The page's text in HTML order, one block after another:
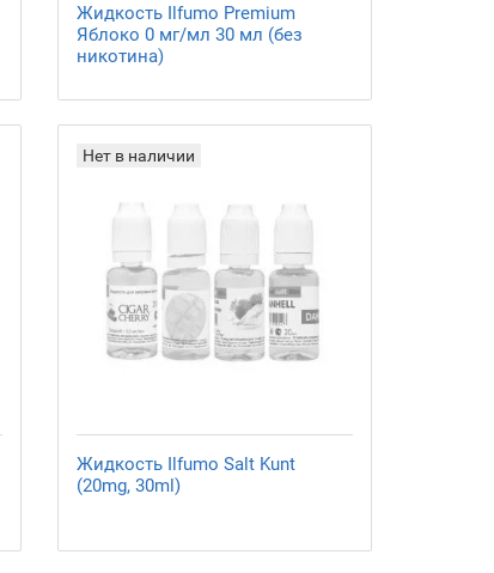
Жидкость Ilfumo Premium
Яблоко 0 мг/мл 30 мл (без
никотина)
Нет в наличии
Жидкость Ilfumo Salt Kunt
(20mg, 30ml)